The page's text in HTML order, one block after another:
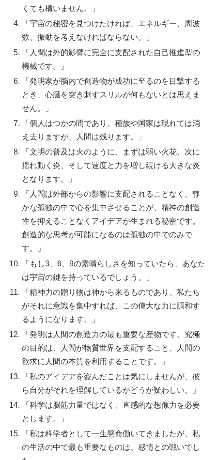
くても構いません。」
「宇宙の秘密を見つけたければ、エネルギー、周波
数、振動を考えなければならない。」
「人間は外的影響に完全に支配された自己推進型の
機械です。」
「発明家が脳内で創造物が成功に至るのを目撃する
とき、心臓を突き刺すスリルが何もないとは思えま
せん。」
「個人はつかの間であり、種族や国家は現れては消
え去りますが、人間は残ります。」
「文明の普及は火のように、まずは弱い火花、次に
揺れ動く炎、そして速度と力を増し続ける大きな炎
となります。」
「人間は外部からの影響に支配されることなく、静
かな孤独の中で心を集中させることが、精神の創造
性を抑えることなくアイデアが生まれる秘密です。
創造的な思考が可能になるのは孤独の中でのみで
す。」
「もし3、6、9の素晴らしさを知っていたら、あなた
は宇宙の鍵を持っているでしょう。」
「精神力の贈り物は神から来るものであり、私たち
がそれに意識を集中すれば、この偉大な力に調和す
るようになります。」
「発明は人間の創造力の最も重要な産物です。究極
の目的は、人間が物質世界を支配すること、人間の
欲求に人間の本質を利用することです。」
「私のアイデアを盗んだことは気にしませんが、彼
ら自分がそれを理解しているかどうか疑わしい。」
「科学は脳筋力量ではなく、直感的な想像力を必要
とします。」
「私は科学者として一生懸命働いてきましたが、私
の生活の中で最も重要なものは、感情との戦いでし